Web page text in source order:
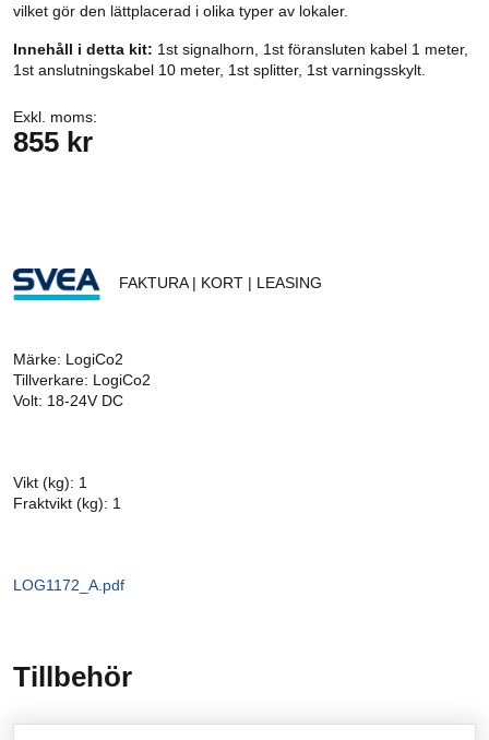
vilket gör den lättplacerad i olika typer av lokaler.
Innehåll i detta kit: 1st signalhorn, 1st föransluten kabel 1 meter,
1st anslutningskabel 10 meter, 1st splitter, 1st varningsskylt.
Exkl. moms:
855 kr
FAKTURA | KORT | LEASING
Märke: LogiCo2
Tillverkare: LogiCo2
Volt: 18-24V DC
Vikt (kg): 1
Fraktvikt (kg): 1
LOG1172_A.pdf
Tillbehör